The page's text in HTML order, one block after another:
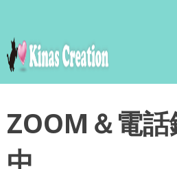
content
ZOOM＆電
中